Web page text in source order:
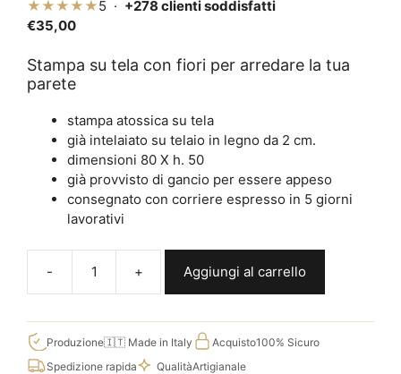
★★★★★5 · +278 clienti soddisfatti
€35,00
Stampa su tela con fiori per arredare la tua
parete
stampa atossica su tela
già intelaiato su telaio in legno da 2 cm.
dimensioni 80 X h. 50
già provvisto di gancio per essere appeso
consegnato con corriere espresso in 5 giorni
lavorativi
Quadro
natura
morta
su
tela
Aggiungi al carrello
Produzione🇮🇹 Made in Italy Acquisto100% Sicuro
Spedizione rapida
QualitàArtigianale